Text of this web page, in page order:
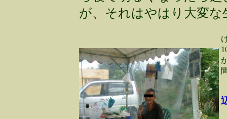
が、それはやはり大変な